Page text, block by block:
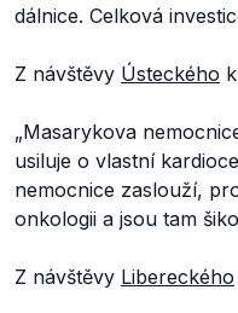
dálnice. Celková
Z návštěvy Ústeckého
„Masarykova
usiluje o vlastní
nemocnice zaslouží,
onkologii a jsou tam
Z návštěvy Libereckého